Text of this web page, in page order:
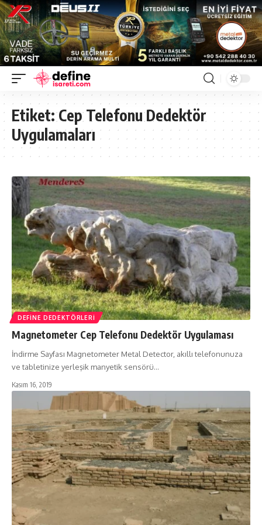
Etiket:Cep Telefonu Dedektör
Uygulamaları
DEFINE DEDEKTÖRLERI
Magnetometer Cep Telefonu Dedektör Uygulaması
İndirme Sayfası Magnetometer Metal Detector, akıllı telefonunuza
ve tabletinize yerleşik manyetik sensörü…
Kasım 16, 2019